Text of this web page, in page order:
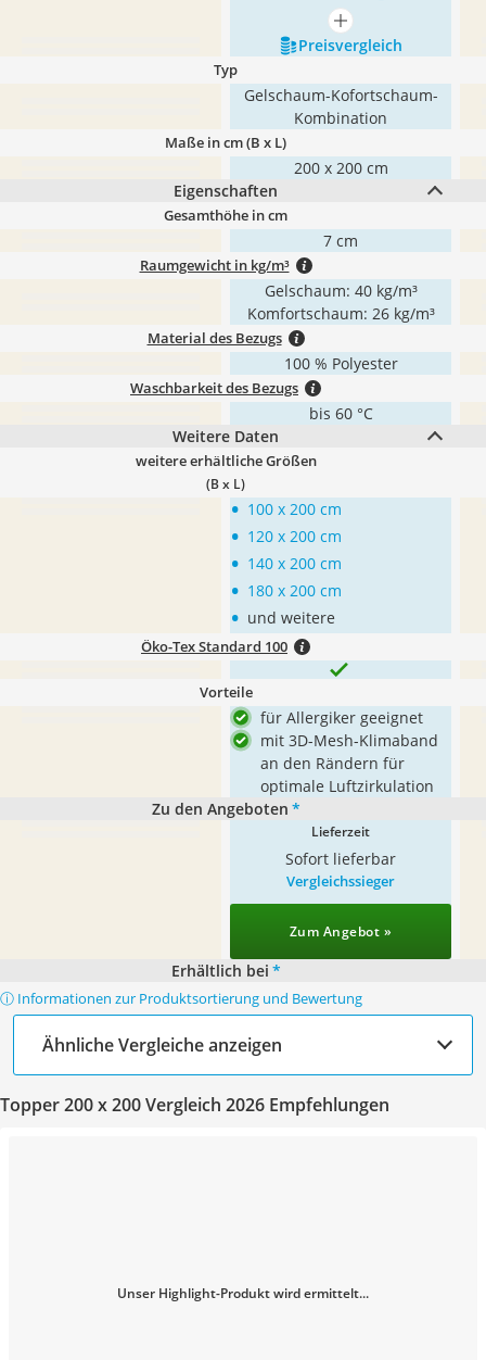
mehr anzeigen
Preis­vergleich
Typ
Gelschaum-Kofortschaum-
Kombination
Maße in cm (B x L)
200 x 200 cm
Eigenschaften
Gesamthöhe in cm
7 cm
Raumgewicht in kg/m³
Gelschaum: 40 kg/m³
Komfortschaum: 26 kg/m³
Material des Bezugs
100 % Polyester
Waschbarkeit des Bezugs
bis 60 °C
Weitere Daten
weitere erhältliche Größen
(B x L)
• 100 x 200 cm
• 120 x 200 cm
• 140 x 200 cm
• 180 x 200 cm
• und weitere
Öko-Tex Standard 100
Vorteile
für Allergiker geeignet
mit 3D-Mesh-Klimaband
an den Rändern für
optimale Luftzirkulation
Zu den Angeboten *
Lieferzeit
Sofort lieferbar
Vergleichssieger
Zum Angebot »
Erhältlich bei *
ⓘ Informationen zur Produktsortierung und Bewertung
Ähnliche Vergleiche anzeigen
Topper 200 x 200 Vergleich 2026 Empfehlungen
Unser Highlight-Produkt wird ermittelt...